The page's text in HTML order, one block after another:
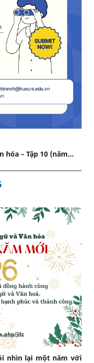
hóa – Tập 10 (năm...
nhìn lại một năm với